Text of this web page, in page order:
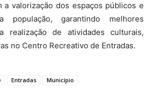
a valorização dos espaços públicos e
garantindo melhores
realização de atividades culturais,
no Centro Recreativo de Entradas.
Entradas Município